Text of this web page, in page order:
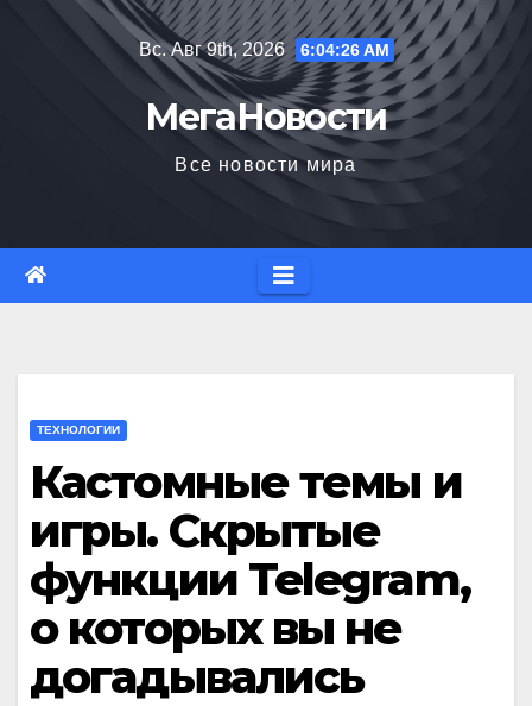
Вс. Авг 9th, 2026 6:04:28 AM
МегаНовости
Все новости мира
ТЕХНОЛОГИИ
Кастомные темы и
игры. Скрытые
функции Telegram,
о которых вы не
догадывались